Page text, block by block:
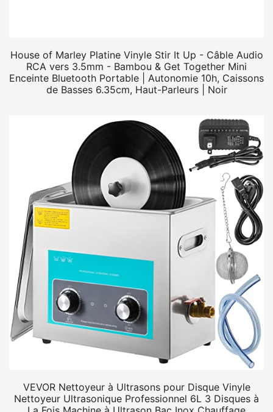
House of Marley Platine Vinyle Stir It Up - Câble Audio
RCA vers 3.5mm - Bambou & Get Together Mini
Enceinte Bluetooth Portable | Autonomie 10h, Caissons
de Basses 6.35cm, Haut-Parleurs | Noir
VEVOR Nettoyeur à Ultrasons pour Disque Vinyle
Nettoyeur Ultrasonique Professionnel 6L 3 Disques à